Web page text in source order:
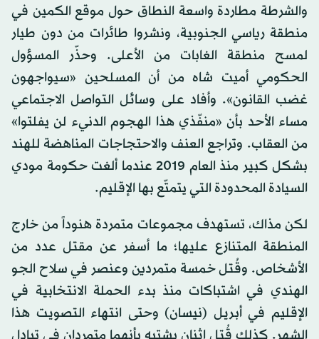
والشرطة مطاردة واسعة النطاق حول موقع الكمين في
منطقة رياسي الجنوبية، ونشروا طائرات من دون طيار
لمسح منطقة الغابات من الأعلى. وحذّر المسؤول
الحكومي أميت شاه من أن المسلحين «سيواجهون
غضب القانون». وأفاد على وسائل التواصل الاجتماعي
مساء الأحد بأن «منفّذي هذا الهجوم الدنيء لن يفلتوا»
من العقاب. وتراجع العنف والاحتجاجات المناهضة للهند
بشكل كبير منذ العام 2019 عندما ألغت حكومة مودي
السيادة المحدودة التي يتمتّع بها الإقليم.
لكن مذاك، تستهدف مجموعات متمردة هنوداً من خارج
المنطقة المتنازع عليها؛ ما أسفر عن مقتل عدد من
الأشخاص. وقُتل خمسة متمردين وعنصر في سلاح الجو
الهندي في اشتباكات منذ بدء الحملة الانتخابية في
الإقليم في أبريل (نيسان) وحتى انتهاء التصويت هذا